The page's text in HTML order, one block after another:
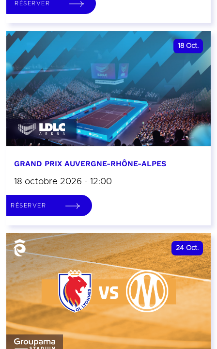
RÉSERVER
18 Oct.
GRAND PRIX AUVERGNE-RHÔNE-ALPES
18 octobre 2026 - 12:00
RÉSERVER
24 Oct.